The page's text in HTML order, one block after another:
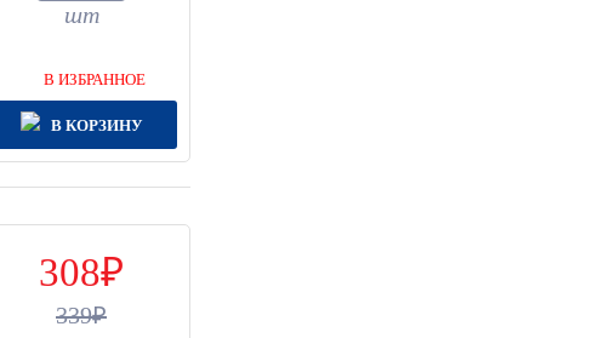
шт
В ИЗБРАННОЕ
В КОРЗИНУ
308
339